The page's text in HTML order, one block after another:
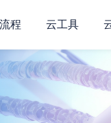
程 云工具